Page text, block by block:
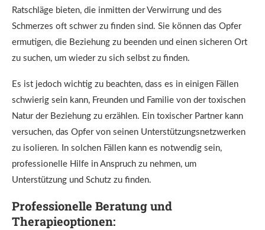
Ratschläge bieten, die inmitten der Verwirrung und des
Schmerzes oft schwer zu finden sind. Sie können das Opfer
ermutigen, die Beziehung zu beenden und einen sicheren Ort
zu suchen, um wieder zu sich selbst zu finden.
Es ist jedoch wichtig zu beachten, dass es in einigen Fällen
schwierig sein kann, Freunden und Familie von der toxischen
Natur der Beziehung zu erzählen. Ein toxischer Partner kann
versuchen, das Opfer von seinen Unterstützungsnetzwerken
zu isolieren. In solchen Fällen kann es notwendig sein,
professionelle Hilfe in Anspruch zu nehmen, um
Unterstützung und Schutz zu finden.
Professionelle Beratung und
Therapieoptionen: